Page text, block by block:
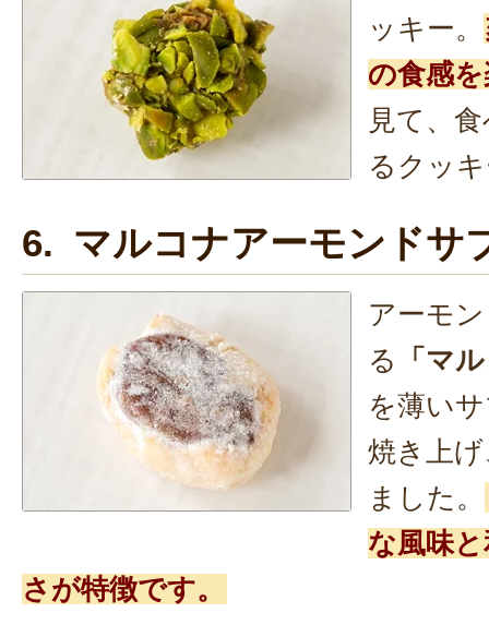
ッキー。
の食感
見て、
るクッ
6. マルコナアーモンドサ
アーモ
る
「マ
を薄い
焼き上げ
ました。
な風味
さが特徴です。